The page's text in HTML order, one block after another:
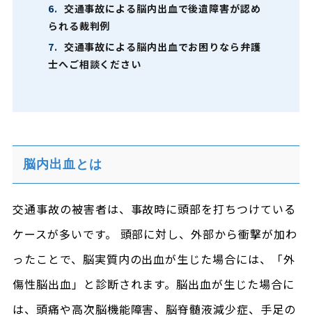
6. 交通事故による脳内出血で後遺障害が認め
られる裁判例
7. 交通事故による脳内出血でお困りなら弁護
士へご相談ください
脳内出血とは
交通事故の被害者は、事故時に頭部を打ちつけている
ケースが多いです。 頭部に対し、外部から衝撃が加わ
ったことで、脳実質内の出血が生じた場合には、「外
傷性脳出血」と診断されます。脳出血が生じた場合に
は、頭痛や高次脳機能障害、脳脊髄液減少症、手足の